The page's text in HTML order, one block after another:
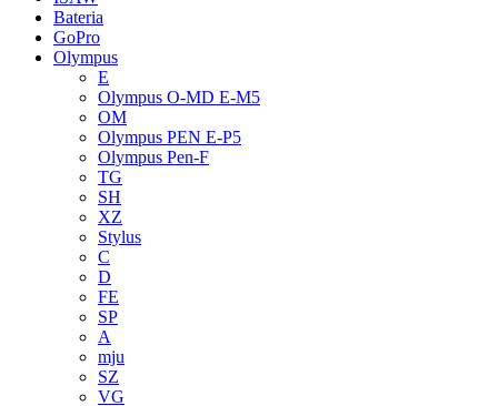
Bateria
GoPro
Olympus
E
Olympus O-MD E-M5
OM
Olympus PEN E-P5
Olympus Pen-F
TG
SH
XZ
Stylus
C
D
FE
SP
A
mju
SZ
VG